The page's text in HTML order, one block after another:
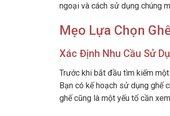
ngoại và cách sử dụng chúng
Mẹo Lựa Chọn
Xác Định Nhu Cầu Sử
Trước khi bắt đầu tìm kiếm
Bạn có kế hoạch sử dụng ghế
ghế cũng là một yếu tố cần